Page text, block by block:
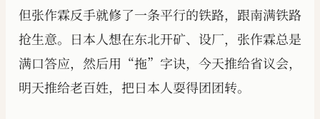
但张作霖反手就修了一条平行的铁路，跟南满铁路
抢生意。日本人想在东北开矿、设厂，张作霖总是
满口答应，然后用“拖”字诀，今天推给省议会，
明天推给老百姓，把日本人耍得团团转。